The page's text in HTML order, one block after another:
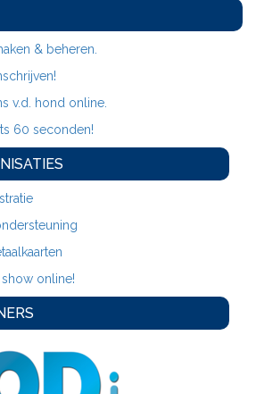
& beheren.
v.d. hond online.
60 seconden!
online!